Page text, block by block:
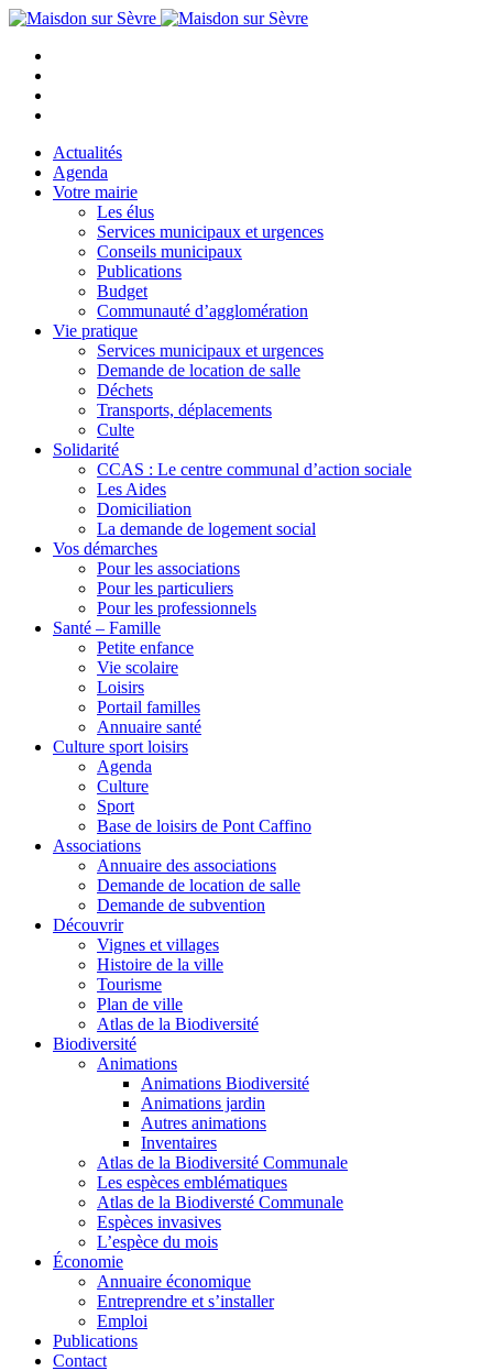
Actualités
Agenda
Votre mairie
Les élus
Services municipaux et urgences
Conseils municipaux
Publications
Budget
Communauté d’agglomération
Vie pratique
Services municipaux et urgences
Demande de location de salle
Déchets
Transports, déplacements
Culte
Solidarité
CCAS : Le centre communal d’action sociale
Les Aides
Domiciliation
La demande de logement social
Vos démarches
Pour les associations
Pour les particuliers
Pour les professionnels
Santé – Famille
Petite enfance
Vie scolaire
Loisirs
Portail familles
Annuaire santé
Culture sport loisirs
Agenda
Culture
Sport
Base de loisirs de Pont Caffino
Associations
Annuaire des associations
Demande de location de salle
Demande de subvention
Découvrir
Vignes et villages
Histoire de la ville
Tourisme
Plan de ville
Atlas de la Biodiversité
Biodiversité
Animations
Animations Biodiversité
Animations jardin
Autres animations
Inventaires
Atlas de la Biodiversité Communale
Les espèces emblématiques
Atlas de la Biodiversté Communale
Espèces invasives
L’espèce du mois
Économie
Annuaire économique
Entreprendre et s’installer
Emploi
Publications
Contact